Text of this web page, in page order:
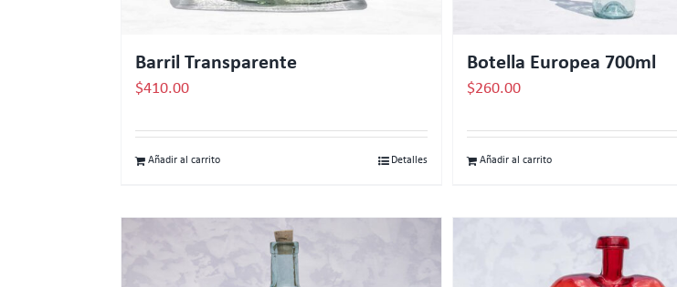
Barril Transparente
$410.00
Añadir al carrito Detalles
Botella Europea 700ml
$260.00
Añadir al carrito